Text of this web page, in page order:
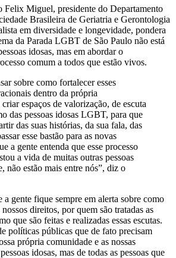
Felix Miguel, presidente do Departamento
Brasileira de Geriatria e Gerontologia
em diversidade e longevidade, pondera
da Parada LGBT de São Paulo não está
idosas, mas em abordar o
comum a todos que estão vivos.
sobre como fortalecer esses
dentro da própria
espaços de valorização, de escuta
das pessoas idosas LGBT, para que
das suas histórias, da sua fala, das
esse bastão para as novas
a gente entenda que esse processo
a vida de muitas outras pessoas
não estão mais entre nós”, diz o
gente fique sempre em alerta sobre como
direitos, por quem são tratadas as
que são feitas e realizadas essas escutas.
políticas públicas que de fato precisam
própria comunidade e as nossas
idosas, mas de todas as pessoas que